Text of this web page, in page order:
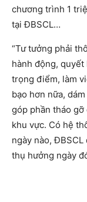
chương trình 1
tại ĐBSCL…
“Tư tưởng phải
hành động,
trọng điểm, làm
bạo hơn nữa,
góp phần tháo
khu vực. Có hệ
ngày nào,
thụ hưởng ngày